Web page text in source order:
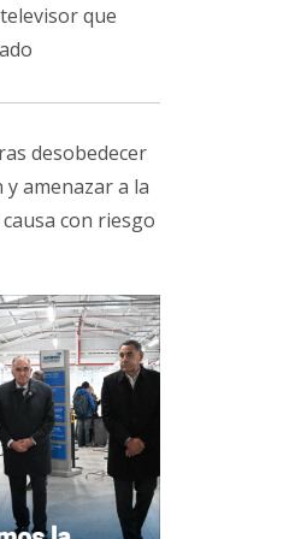
que
desobedecer
amenazar a la
con riesgo